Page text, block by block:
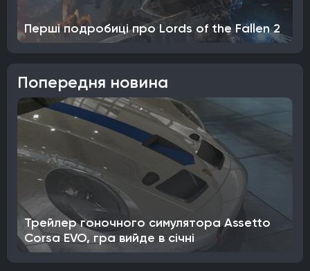
Перші подробиці про Lords of the Fallen 2
Попередня новина
Трейлер гоночного симулятора Assetto
Corsa EVO, гра вийде в січні